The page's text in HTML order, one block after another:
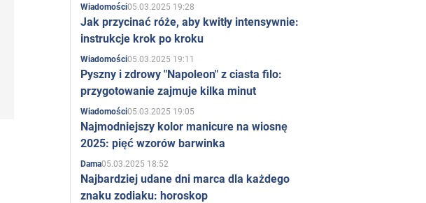
Wiadomości05.03.2025 19:28
Jak przycinać róże, aby kwitły intensywnie:
instrukcje krok po kroku
Wiadomości05.03.2025 19:11
Pyszny i zdrowy "Napoleon" z ciasta filo:
przygotowanie zajmuje kilka minut
Wiadomości05.03.2025 19:05
Najmodniejszy kolor manicure na wiosnę
2025: pięć wzorów barwinka
Dama05.03.2025 18:52
Najbardziej udane dni marca dla każdego
znaku zodiaku: horoskop